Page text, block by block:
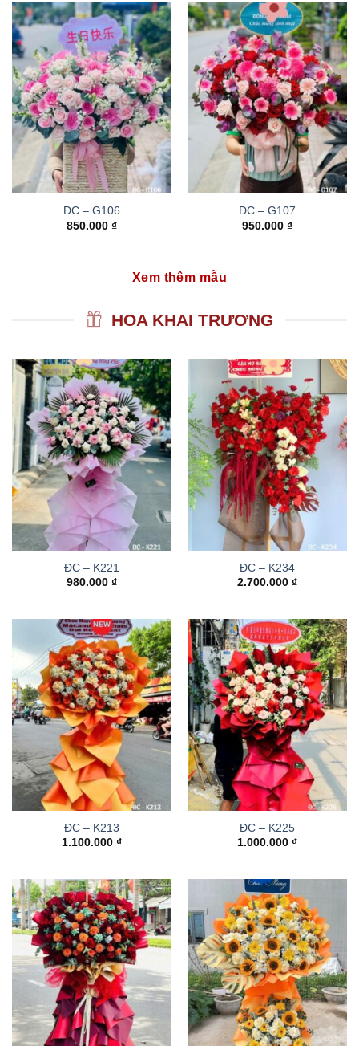
ĐC – G106
850.000 ₫
ĐC – G107
950.000 ₫
Xem thêm mẫu
HOA KHAI TRƯƠNG
ĐC – K221
980.000 ₫
ĐC – K234
2.700.000 ₫
ĐC – K213
1.100.000 ₫
ĐC – K225
1.000.000 ₫